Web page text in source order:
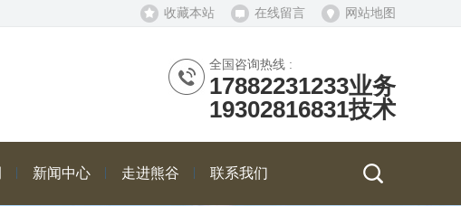
收藏本站 在线留言 网站地图
全国咨询热线 :
17882231233业务
19302816831技术
新闻中心 走进熊谷 联系我们